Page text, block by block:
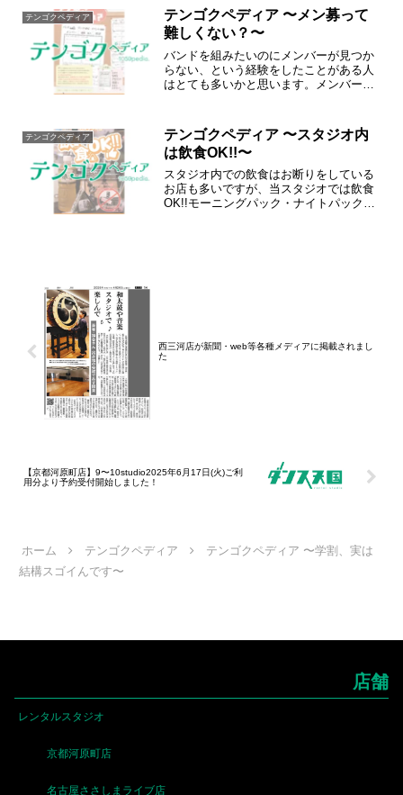
付可能です!!
テンゴクペディア
テンゴクペディア 〜メン募って
難しくない？〜
バンドを組みたいのにメンバーが見つか
らない、という経験をしたことがある人
はとても多いかと思います。メンバー募
テンゴクペディア
テンゴクペディア 〜スタジオ内
は飲食OK!!〜
スタジオ内での飲食はお断りをしている
お店も多いですが、当スタジオでは飲食
OK!!モーニングパック・ナイトパックな
西三河店が新聞・web等各種メディアに掲載されまし
た
【京都河原町店】9〜10studio2025年6月17日(火)ご利
用分より予約受付開始しました！
ホーム テンゴクペディア
テンゴクペディア 〜学割、実は
結構スゴイんです〜
店舗
レンタルスタジオ
京都河原町店
名古屋ささしまライブ店